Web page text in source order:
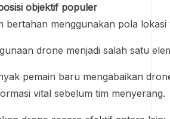
objektif populer
bertahan menggunakan pola lokasi
drone menjadi salah satu
pemain baru mengabaikan
vital sebelum tim menyerang.